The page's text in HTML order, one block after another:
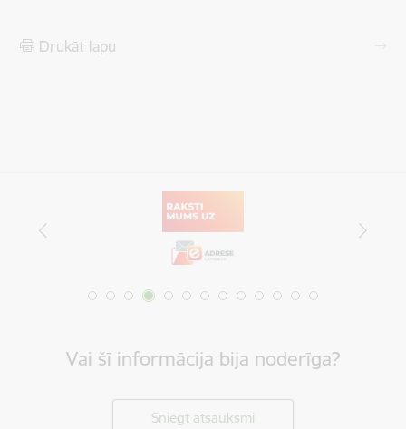
Drukāt lapu
Vai šī informācija bija noderīga?
Sniegt atsauksmi